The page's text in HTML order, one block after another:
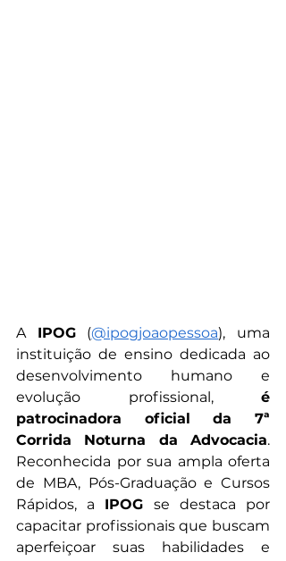
A IPOG (@ipogjoaopessoa), uma
instituição de ensino dedicada ao
desenvolvimento humano e
evolução profissional, é
patrocinadora oficial da 7ª
Corrida Noturna da Advocacia.
Reconhecida por sua ampla oferta
de MBA, Pós-Graduação e Cursos
Rápidos, a IPOG se destaca por
capacitar profissionais que buscam
aperfeiçoar suas habilidades e